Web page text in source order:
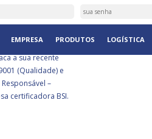
EMPRESA PRODUTOS LOGÍSTICA
É
a sua recente
(Qualidade) e
–
certificadora BSI.